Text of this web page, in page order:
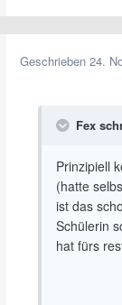
Geschrieben 24.
Fex
Prinzipiell
(hatte
ist das
Schülerin
hat fürs